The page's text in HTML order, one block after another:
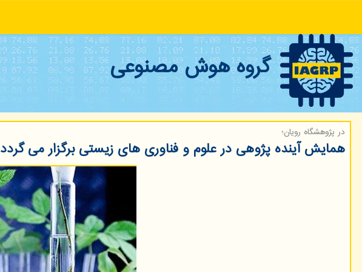
گروه هوش مصنوعی
در پژوهشگاه رویان؛
همایش آینده­ پژوهی در علوم و فناوری­ های زیستی برگزار می گردد